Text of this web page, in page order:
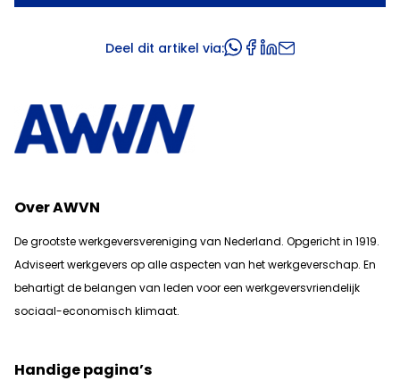
Deel dit artikel via:
Over AWVN
De grootste werkgeversvereniging van Nederland. Opgericht in 1919.
Adviseert werkgevers op alle aspecten van het werkgeverschap. En
behartigt de belangen van leden voor een werkgeversvriendelijk
sociaal-economisch klimaat.
Handige pagina’s